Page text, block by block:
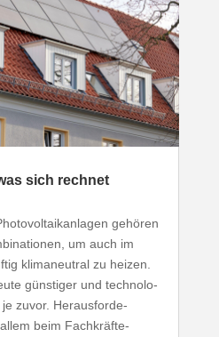
sich rechnet
gehören
um auch im
klima­neutral zu heizen.
günstiger und tech­no­lo­
zuvor. Heraus­for­de­
beim Fach­kräf­te­